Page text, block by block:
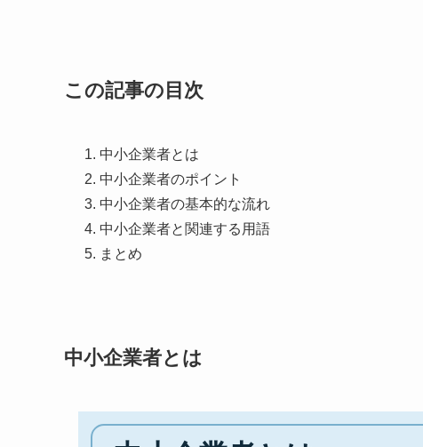
この記事の目次
中小企業者とは
中小企業者のポイント
中小企業者の基本的な流れ
中小企業者と関連する用語
まとめ
中小企業者とは